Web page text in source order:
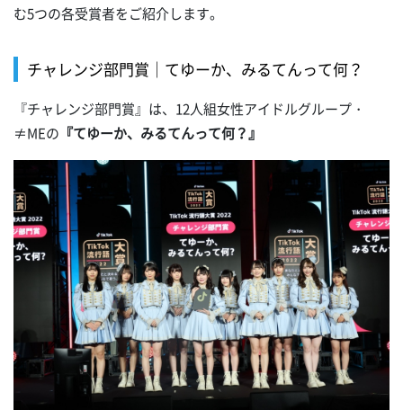
む5つの各受賞者をご紹介します。
チャレンジ部門賞｜てゆーか、みるてんって何？
『チャレンジ部門賞』は、12人組女性アイドルグループ・
≠MEの 『てゆーか、みるてんって何？』